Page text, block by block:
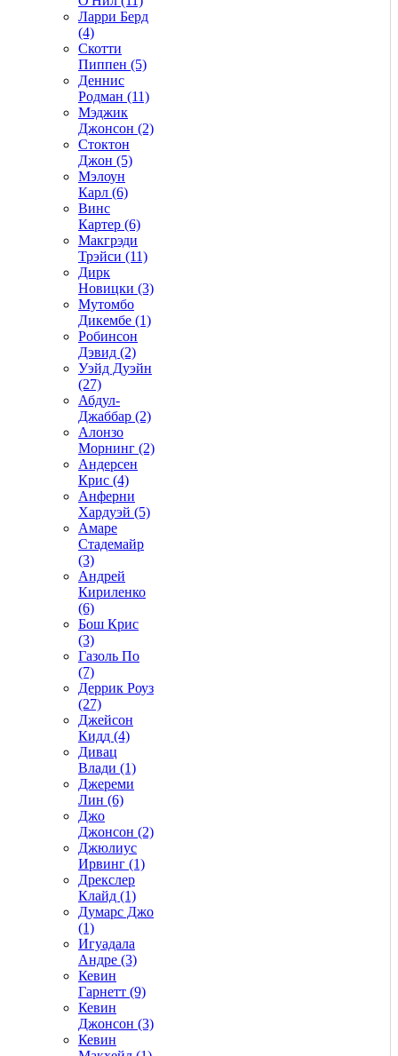
Ларри Берд
(4)
Скотти
Пиппен (5)
Деннис
Родман (11)
Мэджик
Джонсон (2)
Стоктон
Джон (5)
Мэлоун
Карл (6)
Винс
Картер (6)
Макгрэди
Трэйси (11)
Дирк
Новицки (3)
Мутомбо
Дикембе (1)
Робинсон
Дэвид (2)
Уэйд Дуэйн
(27)
Абдул-
Джаббар (2)
Алонзо
Морнинг (2)
Андерсен
Крис (4)
Анферни
Xардуэй (5)
Амаре
Стадемайр
(3)
Андрей
Кириленко
(6)
Бош Крис
(3)
Газоль По
(7)
Деррик Роуз
(27)
Джейсон
Кидд (4)
Дивац
Влади (1)
Джереми
Лин (6)
Джо
Джонсон (2)
Джюлиус
Ирвинг (1)
Дрекслер
Клайд (1)
Думарс Джо
(1)
Игуадала
Андре (3)
Кевин
Гарнетт (9)
Кевин
Джонсон (3)
Кевин